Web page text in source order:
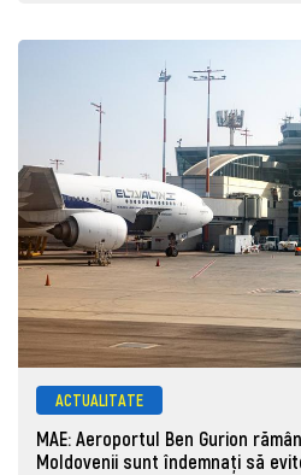
ACTUALITATE
MAE: Aeroportul Ben Gurion
Moldovenii sunt îndemnați să